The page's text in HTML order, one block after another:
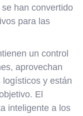
han convertido
para las
un control
aprovechan
y están
El
inteligente a los